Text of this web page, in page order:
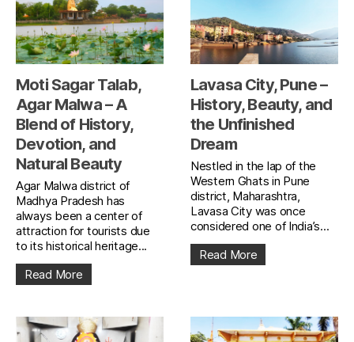
Moti Sagar Talab,
Agar Malwa – A
Blend of History,
Devotion, and
Natural Beauty
Agar Malwa district of
Madhya Pradesh has
always been a center of
attraction for tourists due
to its historical heritage...
Read More
Lavasa City, Pune –
History, Beauty, and
the Unfinished
Dream
Nestled in the lap of the
Western Ghats in Pune
district, Maharashtra,
Lavasa City was once
considered one of India’s...
Read More